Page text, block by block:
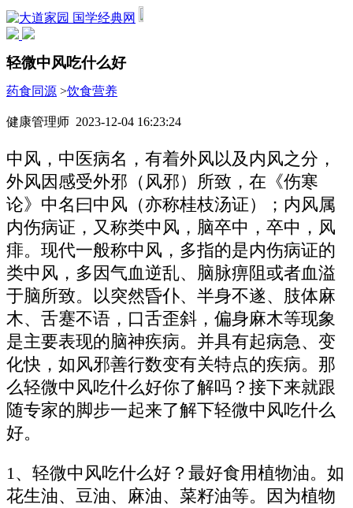
国学经典网
轻微中风吃什么好
药食同源 >饮食营养
健康管理师 2023-12-04 16:23:24
中风，中医病名，有着外风以及内风之分，
外风因感受外邪（风邪）所致，在《伤寒
论》中名曰中风（亦称桂枝汤证）；内风属
内伤病证，又称类中风，脑卒中，卒中，风
痱。现代一般称中风，多指的是内伤病证的
类中风，多因气血逆乱、脑脉痹阻或者血溢
于脑所致。以突然昏仆、半身不遂、肢体麻
木、舌蹇不语，口舌歪斜，偏身麻木等现象
是主要表现的脑神疾病。并具有起病急、变
化快，如风邪善行数变有关特点的疾病。那
么轻微中风吃什么好你了解吗？接下来就跟
随专家的脚步一起来了解下轻微中风吃什么
好。
1、轻微中风吃什么好？最好食用植物油。如
花生油、豆油、麻油、菜籽油等。因为植物